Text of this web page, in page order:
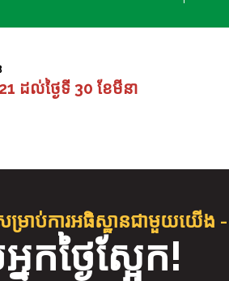
21 ដល់ថ្ងៃទី 30 ខែមីនា
ាប់ការអធិស្ឋានជាមួយយើង -
ក​ថ្ងៃស្អែក!